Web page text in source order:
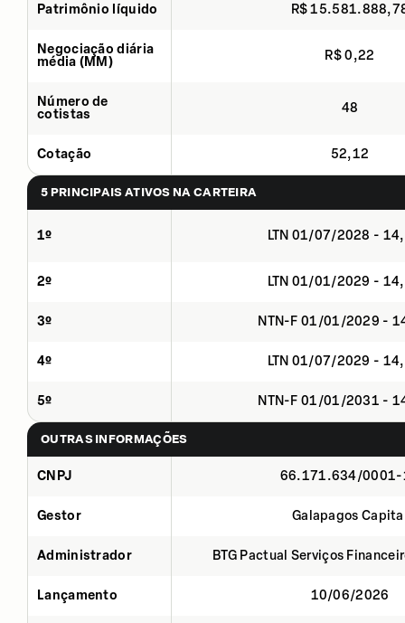
Patrimônio líquido R$
Negociação diária
média (MM)
R$ 0,22
Número de
cotistas
48
Cotação 52,12
5 PRINCIPAIS ATIVOS NA CARTEIRA
1º LTN 01/07/2028 -
2º LTN 01/01/2029 -
3º NTN-F 01/01/2029 -
4º LTN 01/07/2029 -
5º NTN-F 01/01/2031 -
OUTRAS INFORMAÇÕES
CNPJ 66.171.634/0001-
Gestor Galapagos
Administrador BTG Pactual Serviços
Lançamento 10/06/2026